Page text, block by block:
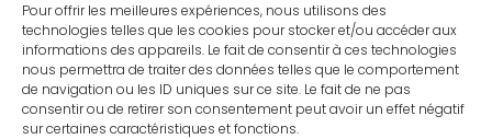
Pour offrir les meilleures expériences, nous utilisons des
technologies telles que les cookies pour stocker et/ou accéder aux
informations des appareils. Le fait de consentir à ces technologies
nous permettra de traiter des données telles que le comportement
de navigation ou les ID uniques sur ce site. Le fait de ne pas
consentir ou de retirer son consentement peut avoir un effet négatif
sur certaines caractéristiques et fonctions.
Contact
C.G.V
Suivre ma commande
CONTACT